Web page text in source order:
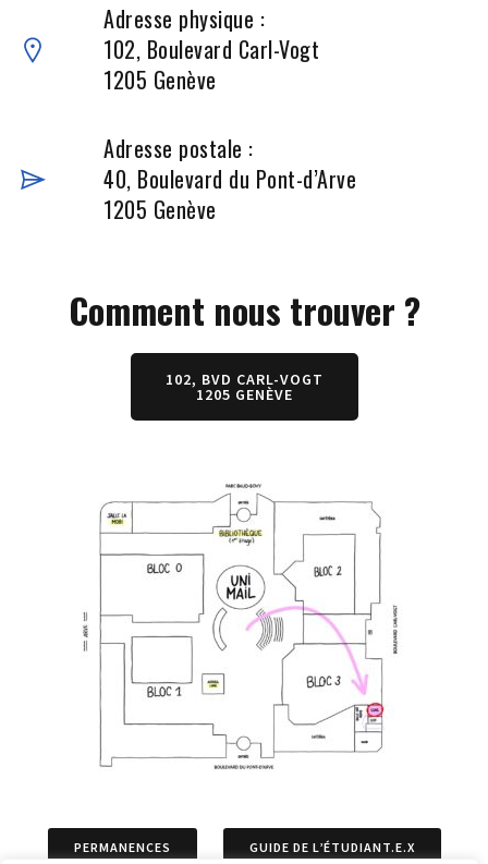
Adresse physique :
102, Boulevard Carl-Vogt
1205 Genève
Adresse postale :
40, Boulevard du Pont-d’Arve
1205 Genève
Comment nous trouver ?
102, BVD CARL-VOGT
1205 GENÈVE
PERMANENCES GUIDE DE L’ÉTUDIANT.E.X